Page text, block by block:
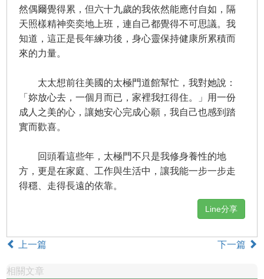
然偶爾覺得累，但六十九歲的我依然能應付自如，隔
天照樣精神奕奕地上班，連自己都覺得不可思議。我
知道，這正是長年練功後，身心靈保持健康所累積而
來的力量。
太太想前往美國的太極門道館幫忙，我對她說：
「妳放心去，一個月而已，家裡我扛得住。」用一份
成人之美的心，讓她安心完成心願，我自己也感到踏
實而歡喜。
回頭看這些年，太極門不只是我修身養性的地
方，更是在家庭、工作與生活中，讓我能一步一步走
得穩、走得長遠的依靠。
Line分享
上一篇 下一篇
相關文章